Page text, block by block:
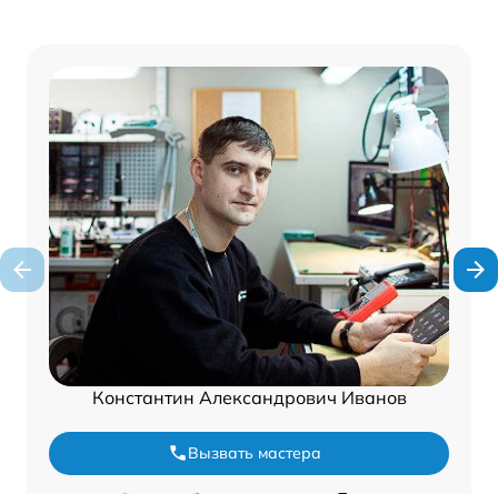
Константин Александрович Иванов
Вызвать мастера